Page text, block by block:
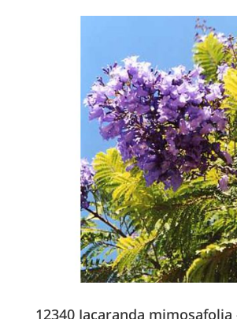
12340 Jacaranda mimosafolia